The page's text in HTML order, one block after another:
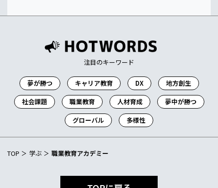
注目のキーワード
夢が勝つ キャリア教育 DX
地方創生
社会課題
職業教育 人材育成
夢中が勝つ
グローバル
多様性
TOP 学ぶ 職業教育アカデミー